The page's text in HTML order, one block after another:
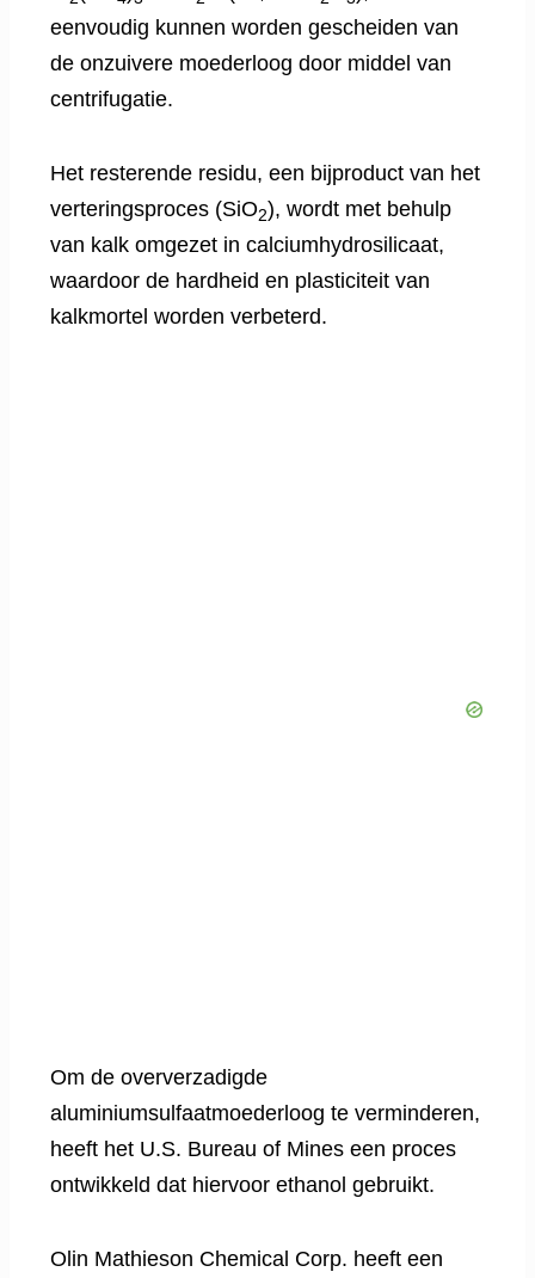
eenvoudig kunnen worden gescheiden van
de onzuivere moederloog door middel van
centrifugatie.
Het resterende residu, een bijproduct van het
verteringsproces (SiO2), wordt met behulp
van kalk omgezet in calciumhydrosilicaat,
waardoor de hardheid en plasticiteit van
kalkmortel worden verbeterd.
Om de oververzadigde
aluminiumsulfaatmoederloog te verminderen,
heeft het U.S. Bureau of Mines een proces
ontwikkeld dat hiervoor ethanol gebruikt.
Olin Mathieson Chemical Corp. heeft een